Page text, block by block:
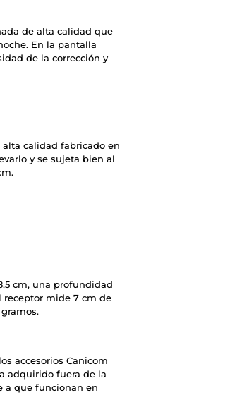
de alta calidad que
En la pantalla
de la corrección y
alta calidad fabricado en
y se sujeta bien al
cm, una profundidad
receptor mide 7 cm de
accesorios Canicom
adquirido fuera de la
a que funcionan en